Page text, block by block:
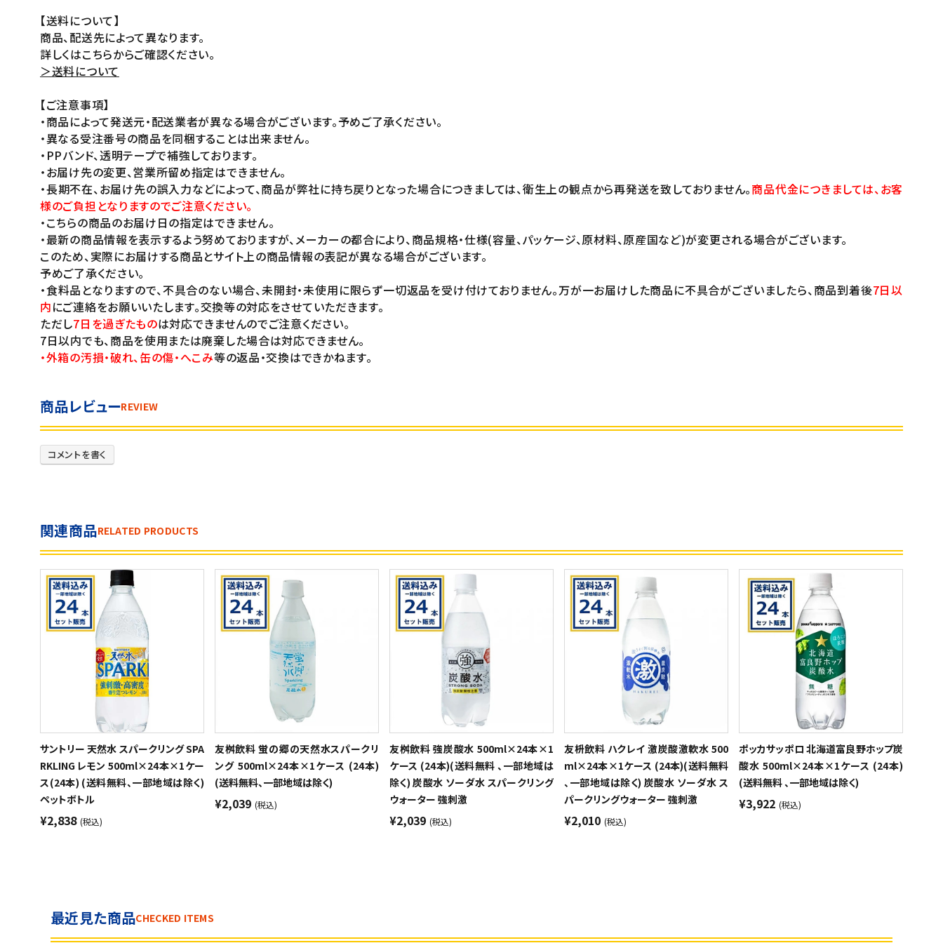
【送料について】
商品、配送先によって異なります。
詳しくはこちらからご確認ください。
＞送料について
【ご注意事項】
・商品によって発送元・配送業者が異なる場合がございます。予めご了承ください。
・異なる受注番号の商品を同梱することは出来ません。
・PPバンド、透明テープで補強しております。
・お届け先の変更、営業所留め指定はできません。
・長期不在、お届け先の誤入力などによって、商品が弊社に持ち戻りとなった場合につきましては、衛生上の観点から再発送を致しておりません。商品代金につきましては、お客
様のご負担となりますのでご注意ください。
・こちらの商品のお届け日の指定はできません。
・最新の商品情報を表示するよう努めておりますが、メーカーの都合により、商品規格・仕様(容量、パッケージ、原材料、原産国など)が変更される場合がございます。
このため、実際にお届けする商品とサイト上の商品情報の表記が異なる場合がございます。
予めご了承ください。
・食料品となりますので、不具合のない場合、未開封・未使用に限らず一切返品を受け付けておりません。万が一お届けした商品に不具合がございましたら、商品到着後7日以
内にご連絡をお願いいたします。交換等の対応をさせていただきます。
ただし7日を過ぎたものは対応できませんのでご注意ください。
7日以内でも、商品を使用または廃棄した場合は対応できません。
・外箱の汚損・破れ、缶の傷・へこみ等の返品・交換はできかねます。
商品レビューREVIEW
コメントを書く
関連商品RELATED PRODUCTS
サントリー 天然水 スパークリング SPA
RKLING レモン 500ml×24本×1ケー
ス(24本) (送料無料、一部地域は除く)
ペットボトル
¥2,838 (税込)
友桝飲料 蛍の郷の天然水スパークリ
ング 500ml×24本×1ケース (24本)
(送料無料、一部地域は除く)
¥2,039 (税込)
友桝飲料 強炭酸水 500ml×24本×1
ケース (24本)(送料無料 、一部地域は
除く) 炭酸水 ソーダ水 スパークリング
ウォーター 強刺激
¥2,039 (税込)
友枡飲料 ハクレイ 激炭酸激軟水 500
ml×24本×1ケース (24本)(送料無料
、一部地域は除く) 炭酸水 ソーダ水 ス
パークリングウォーター 強刺激
¥2,010 (税込)
ポッカサッポロ 北海道富良野ホップ炭
酸水 500ml×24本×1ケース (24本)
(送料無料 、一部地域は除く)
¥3,922 (税込)
最近見た商品CHECKED ITEMS